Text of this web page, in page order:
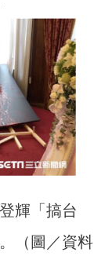
輝「搞台
（圖／資料